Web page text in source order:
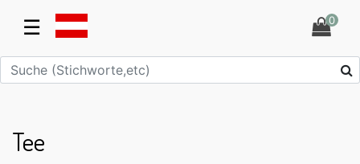
☰ 0
Tee